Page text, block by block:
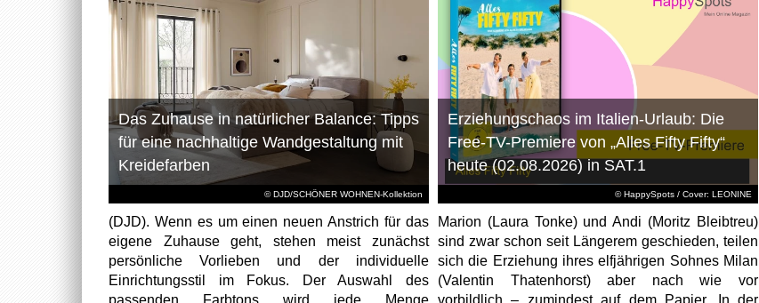
© DJD/SCHÖNER WOHNEN-Kollektion
Das Zuhause in natürlicher Balance: Tipps
für eine nachhaltige Wandgestaltung mit
Kreidefarben
(DJD). Wenn es um einen neuen Anstrich für das
eigene Zuhause geht, stehen meist zunächst
persönliche Vorlieben und der individuelle
Einrichtungsstil im Fokus. Der Auswahl des
passenden Farbtons wird jede Menge
© HappySpots / Cover: LEONINE
Erziehungschaos im Italien-Urlaub: Die
Free-TV-Premiere von „Alles Fifty Fifty“
heute (02.08.2026) in SAT.1
Marion (Laura Tonke) und Andi (Moritz Bleibtreu)
sind zwar schon seit Längerem geschieden, teilen
sich die Erziehung ihres elfjährigen Sohnes Milan
(Valentin Thatenhorst) aber nach wie vor
vorbildlich – zumindest auf dem Papier. In der